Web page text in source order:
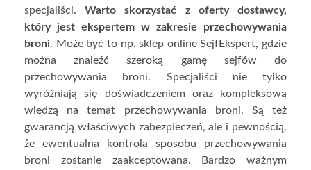
specjaliści. Warto skorzystać z oferty dostawcy,
który jest ekspertem w zakresie przechowywania
broni. Może być to np. sklep online SejfEkspert, gdzie
można znaleźć szeroką gamę sejfów do
przechowywania broni. Specjaliści nie tylko
wyróżniają się doświadczeniem oraz kompleksową
wiedzą na temat przechowywania broni. Są też
gwarancją właściwych zabezpieczeń, ale i pewnością,
że ewentualna kontrola sposobu przechowywania
broni zostanie zaakceptowana. Bardzo ważnym